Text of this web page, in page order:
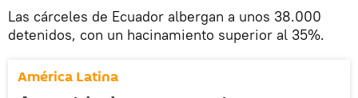
Las cárceles de Ecuador albergan a unos 38.000
detenidos, con un hacinamiento superior al 35%.
América Latina